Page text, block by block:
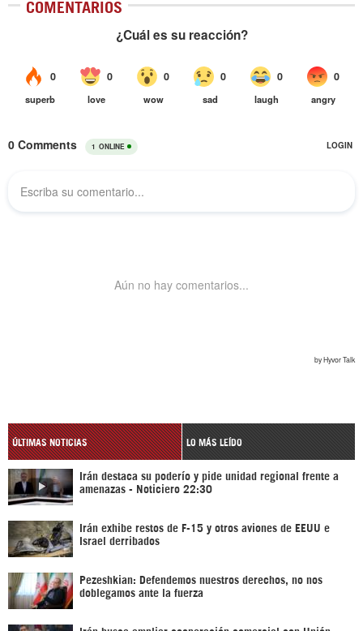
COMENTARIOS
ÚLTIMAS NOTICIAS LO MÁS LEÍDO
Irán destaca su poderío y pide unidad regional frente a
amenazas - Noticiero 22:30
Irán exhibe restos de F-15 y otros aviones de EEUU e
Israel derribados
Pezeshkian: Defendemos nuestros derechos, no nos
doblegamos ante la fuerza